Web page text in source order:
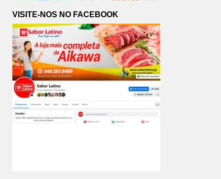
VISITE-NOS NO FACEBOOK